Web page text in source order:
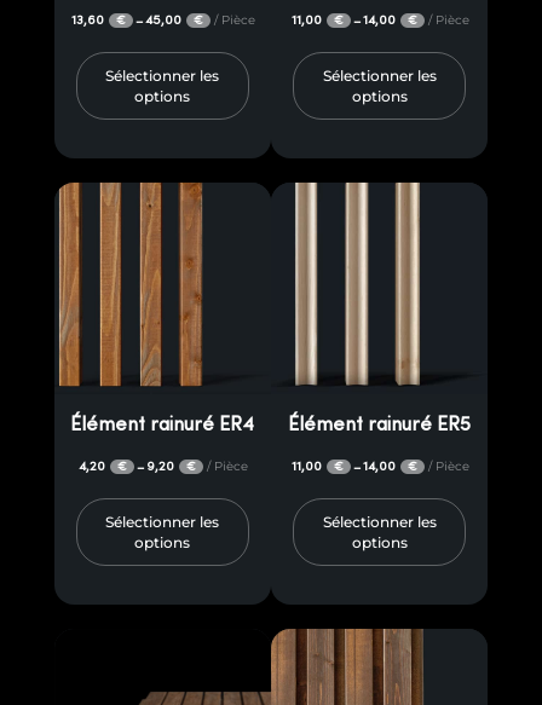
13,60 € –45,00 € / Pièce
Sélectionner les
options
11,00 € –14,00 € / Pièce
Sélectionner les
options
Élément rainuré ER4
4,20 € – 9,20 € / Pièce
Sélectionner les
options
Élément rainuré ER5
11,00 € –14,00 € / Pièce
Sélectionner les
options